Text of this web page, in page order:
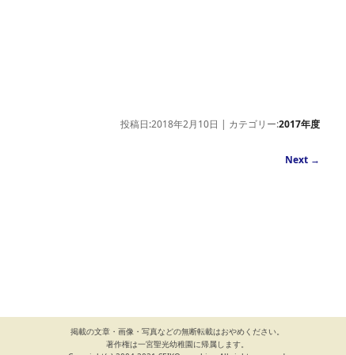
投稿日:2018年2月10日 | カテゴリー:2017年度
Next →
掲載の文章・画像・写真などの無断転載はおやめください。
著作権は一宮聖光幼稚園に帰属します。